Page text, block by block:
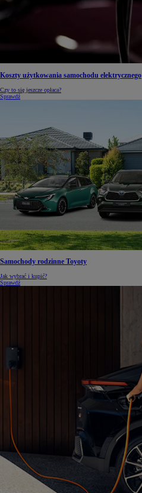
Koszty użytkowania samochodu elektrycznego
Czy to się jeszcze opłaca?
Sprawdź
Samochody rodzinne Toyoty
Jak wybrać i kupić?
Sprawdź